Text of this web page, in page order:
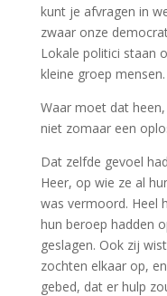
kunt je afvragen in
zwaar onze
Lokale politici staan
kleine groep mensen.
Waar moet dat
niet zomaar een
Dat zelfde gevoel
Heer, op wie ze al
was vermoord. Heel
hun beroep hadden
geslagen. Ook zij
zochten elkaar op,
gebed, dat er hulp